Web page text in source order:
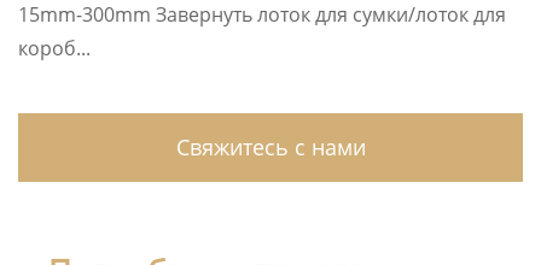
15mm-300mm Завернуть лоток для сумки/лоток для
короб...
Свяжитесь с нами